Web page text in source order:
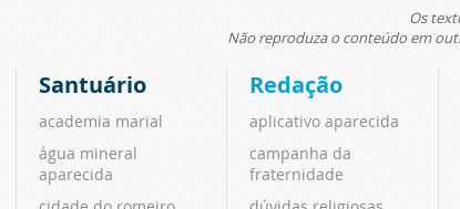
Os
Não reproduza o conteúdo em
Santuário
academia marial
água mineral
aparecida
Redação
aplicativo aparecida
campanha da
fraternidade